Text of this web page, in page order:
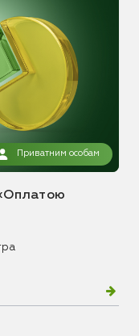
Приватним особам
«Оплатою